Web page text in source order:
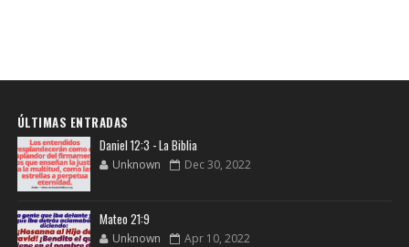
ÚLTIMAS ENTRADAS
Daniel 12:3 - La Biblia
Unknown Dec 30, 2022
Mateo 21:9
Unknown Apr 10, 2022